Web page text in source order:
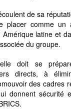
de sa
placer comme un
Amérique latine et
du groupe.
doit se
directs, à
des cadres
donnent sécurité